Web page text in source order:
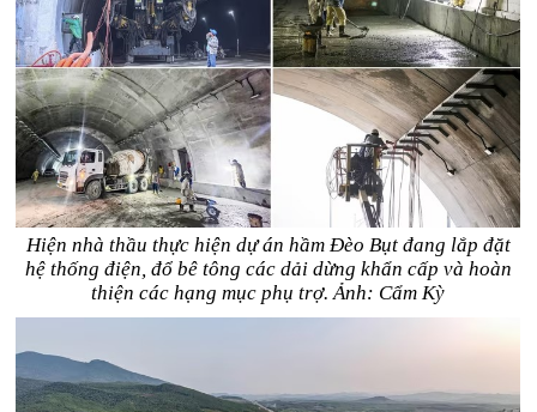
Hiện nhà thầu thực hiện dự án hầm Đèo Bụt đang lắp đặt
hệ thống điện, đổ bê tông các dải dừng khẩn cấp và hoàn
thiện các hạng mục phụ trợ. Ảnh: Cẩm Kỳ